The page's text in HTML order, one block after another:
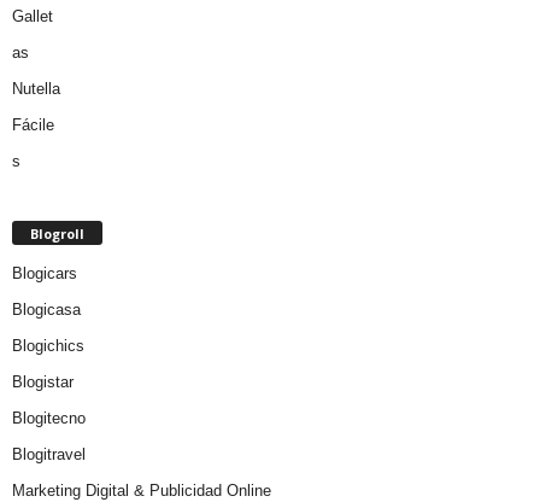
Blogroll
Blogicars
Blogicasa
Blogichics
Blogistar
Blogitecno
Blogitravel
Marketing Digital & Publicidad Online